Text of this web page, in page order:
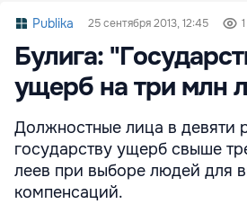
Publika 25 сентября 2013, 12:45
Булига:
ущерб на три млн
Должностные лица в девяти
государству ущерб свыше
леев при выборе людей для
компенсаций.